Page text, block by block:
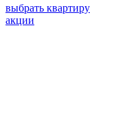
выбрать квартиру
акции